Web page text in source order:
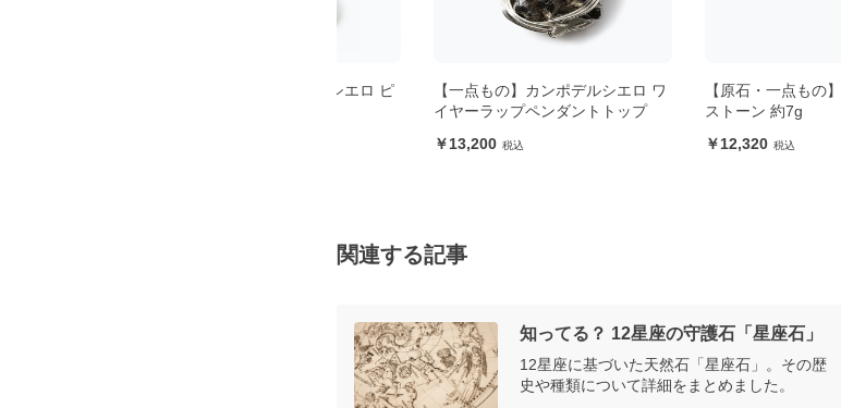
【一点もの】カンポデルシエロ ワ
イヤーラップペンダントトップ
【原石・一点もの】チンターマニ
ストーン 約7g
関連する記事
知ってる？ 12星座の守護石「星座石」
12星座に基づいた天然石「星座石」。その歴
史や種類について詳細をまとめました。